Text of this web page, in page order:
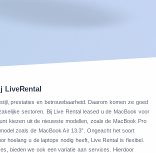
LiveRental
prestaties en betrouwbaarheid. Daarom komen ze goed
sectoren. Bij Live Rental leased u de MacBook voor
kiezen uit de nieuwste modellen, zoals de MacBook Pro
zoals de MacBook Air 13.3”. Ongeacht het soort
hoelang u de laptops nodig heeft, Live Rental is flexibel.
bieden we ook een variatie aan services. Hierdoor